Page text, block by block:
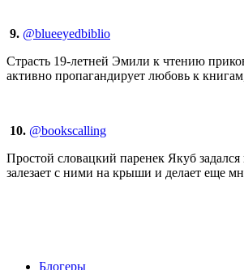
9. @blueeyedbiblio
Страсть 19-летней Эмили к чтению
активно пропагандирует любовь к
10. @bookscalling
Простой словацкий паренек Якуб
залезает с ними на крыши и делает еще
Блогеры